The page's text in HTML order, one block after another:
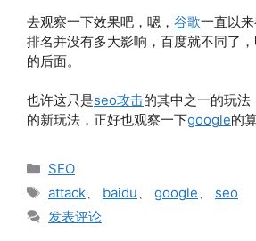
去观察一下效果吧，嗯， 谷歌一直以
排名并没有多大影响，百度就不同了
的后面。
也许这只是seo攻击的其中之一的玩法
的新玩法，正好也观察一下google的
分
类
SEO
标
签
attack、 baidu、 google、 seo
发表评论